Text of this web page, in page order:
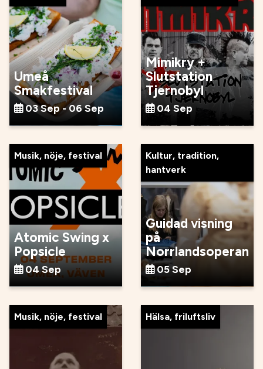
Umeå
Smakfestival
03 Sep - 06 Sep
Mimikry +
Slutstation
Tjernobyl
04 Sep
Musik, nöje, festival
Atomic Swing x
Popsicle
04 Sep
Kultur, tradition,
hantverk
Guidad visning
på
Norrlandsoperan
05 Sep
Musik, nöje, festival Hälsa, friluftsliv